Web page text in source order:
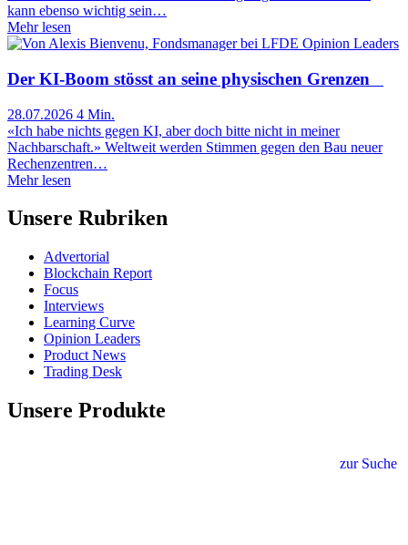
kann ebenso wichtig sein…
Mehr lesen
Opinion Leaders
Der KI-Boom stösst an seine physischen Grenzen
28.07.2026 4 Min.
«Ich habe nichts gegen KI, aber doch bitte nicht in meiner
Nachbarschaft.» Weltweit werden Stimmen gegen den Bau neuer
Rechenzentren…
Mehr lesen
Unsere Rubriken
Advertorial
Blockchain Report
Focus
Interviews
Learning Curve
Opinion Leaders
Product News
Trading Desk
Unsere Produkte
zur Suche